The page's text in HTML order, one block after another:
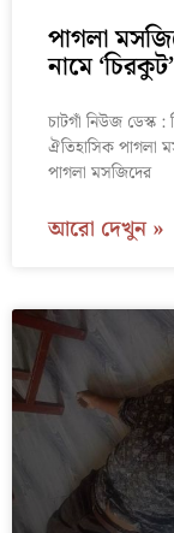
পাগলা
নামে ‘চিরকুট’
চাটগাঁ নিউজ ডেস্ক :
ঐতিহাসিক পাগলা
পাগলা মসজিদের
আরো দেখুন »